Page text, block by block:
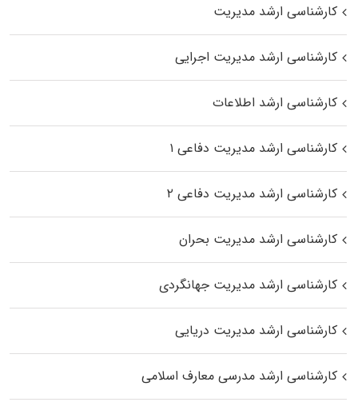
کارشناسی ارشد مدیریت
کارشناسی ارشد مدیریت اجرایی
کارشناسی ارشد اطلاعات
کارشناسی ارشد مدیریت دفاعی ۱
کارشناسی ارشد مدیریت دفاعی ۲
کارشناسی ارشد مدیریت بحران
کارشناسی ارشد مدیریت جهانگردی
کارشناسی ارشد مدیریت دریایی
کارشناسی ارشد مدرسی معارف اسلامی